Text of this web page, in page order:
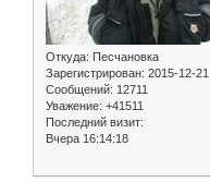
Откуда: Песчановка
Зарегистрирован: 2015-12-21
Сообщений: 12711
Уважение: +41511
Последний визит:
Вчера 16:14:18